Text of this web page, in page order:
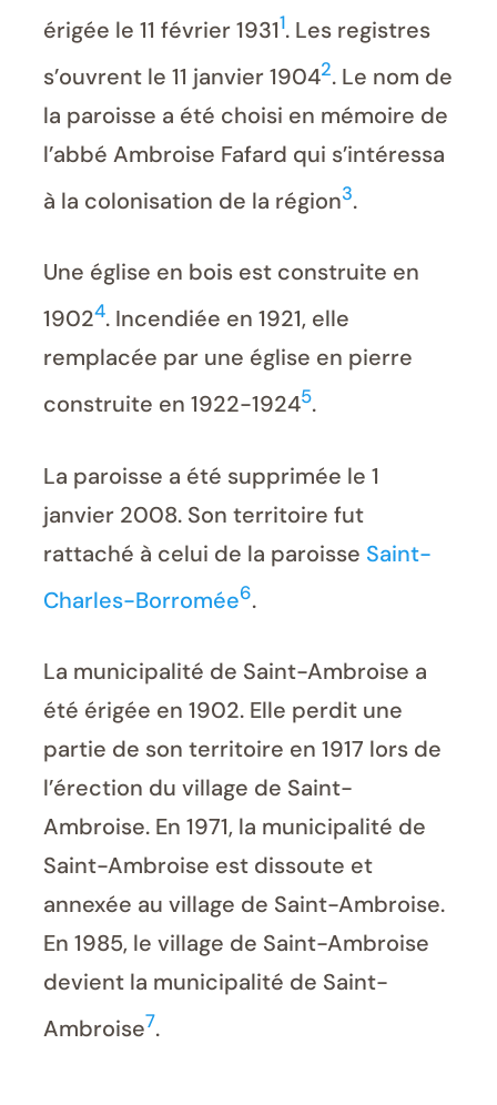
érigée le 11 février 19311. Les registres
s’ouvrent le 11 janvier 19042. Le nom de
la paroisse a été choisi en mémoire de
l’abbé Ambroise Fafard qui s’intéressa
à la colonisation de la région3.
Une église en bois est construite en
19024. Incendiée en 1921, elle
remplacée par une église en pierre
construite en 1922-19245.
La paroisse a été supprimée le 1
janvier 2008. Son territoire fut
rattaché à celui de la paroisse Saint-
Charles-Borromée6.
La municipalité de Saint-Ambroise a
été érigée en 1902. Elle perdit une
partie de son territoire en 1917 lors de
l’érection du village de Saint-
Ambroise. En 1971, la municipalité de
Saint-Ambroise est dissoute et
annexée au village de Saint-Ambroise.
En 1985, le village de Saint-Ambroise
devient la municipalité de Saint-
Ambroise7.